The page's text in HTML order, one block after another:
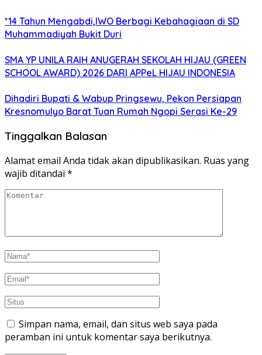
*14 Tahun Mengabdi,IWO Berbagi Kebahagiaan di SD
Muhammadiyah Bukit Duri
SMA YP UNILA RAIH ANUGERAH SEKOLAH HIJAU (GREEN
SCHOOL AWARD) 2026 DARI APPeL HIJAU INDONESIA
Dihadiri Bupati & Wabup Pringsewu, Pekon Persiapan
Kresnomulyo Barat Tuan Rumah Ngopi Serasi Ke-29
Tinggalkan Balasan
Alamat email Anda tidak akan dipublikasikan. Ruas yang
wajib ditandai *
Simpan nama, email, dan situs web saya pada
peramban ini untuk komentar saya berikutnya.